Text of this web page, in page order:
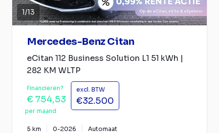
1/13
Mercedes-Benz Citan
eCitan 112 Business Solution L1 51 kWh |
282 KM WLTP
Financieren?
€ 754,53
per maand
excl. BTW
€32.500
5 km 0-2026 Automaat